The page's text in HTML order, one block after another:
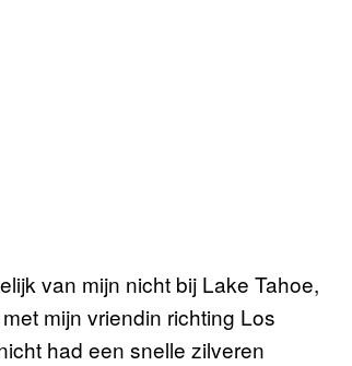
van mijn nicht bij Lake Tahoe,
mijn vriendin richting Los
had een snelle zilveren